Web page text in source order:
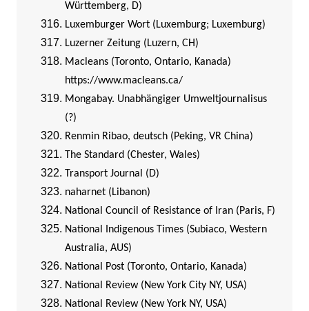
Württemberg, D)
Luxemburger Wort (Luxemburg; Luxemburg)
Luzerner Zeitung (Luzern, CH)
Macleans (Toronto, Ontario, Kanada)
https://www.macleans.ca/
Mongabay. Unabhängiger Umweltjournalisus
(?)
Renmin Ribao, deutsch (Peking, VR China)
The Standard (Chester, Wales)
Transport Journal (D)
naharnet (Libanon)
National Council of Resistance of Iran (Paris, F)
National Indigenous Times (Subiaco, Western
Australia, AUS)
National Post (Toronto, Ontario, Kanada)
National Review (New York City NY, USA)
National Review (New York NY, USA)